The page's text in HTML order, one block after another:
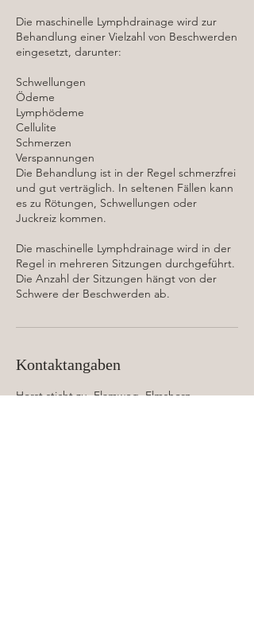
Die maschinelle Lymphdrainage wird zur
Behandlung einer Vielzahl von Beschwerden
eingesetzt, darunter:
Schwellungen
Ödeme
Lymphödeme
Cellulite
Schmerzen
Verspannungen
Die Behandlung ist in der Regel schmerzfrei
und gut verträglich. In seltenen Fällen kann
es zu Rötungen, Schwellungen oder
Juckreiz kommen.
Die maschinelle Lymphdrainage wird in der
Regel in mehreren Sitzungen durchgeführt.
Die Anzahl der Sitzungen hängt von der
Kontaktangaben
Horst sticht zu, Flamweg, Elmshorn,